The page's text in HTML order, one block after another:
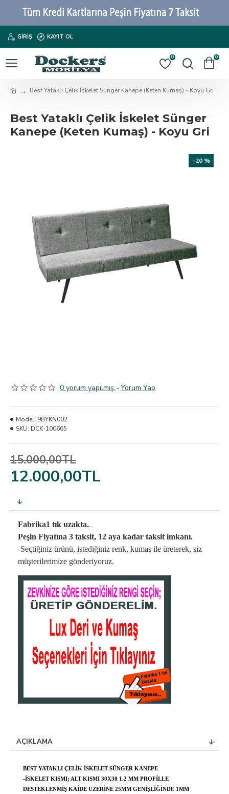
GIRIŞ KAYIT OL
0 0
Best Yataklı Çelik İskelet Sünger Kanepe (Keten Kumaş) - Koyu Gri
Best Yataklı Çelik İskelet Sünger
Kanepe (Keten Kumaş) - Koyu Gri
-20 %
0 yorum yapılmış. -Yorum Yap
12.000,00TL
15.000,00TL
Model: 9BYKN002
SKU: DCK-100665
Fabrika1 tık uzakta...
Peşin Fiyatına 3 taksit, 12 aya kadar taksit imkanı.
-Seçtiğiniz ürünü, istediğiniz renk, kumaş ile üreterek, siz
müşterilerimize gönderiyoruz.
AÇIKLAMA
BEST YATAKLI ÇELIK İSKELET SÜNGER KANEPE
-İSKELET KISMI; ALT KISMI 30X30 1.2 MM PROFILLE
DESTEKLENMIŞ KAIDE ÜZERINE 25MM GENIŞLIĞINDE 1MM